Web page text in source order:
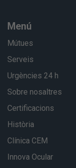
Menú
Mútues
Serveis
Urgències 24 h
Sobre nosaltres
Certificacions
Història
Clínica CEM
Innova Ocular